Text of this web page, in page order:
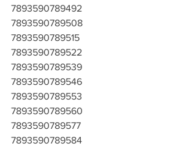
7893590789492
7893590789508
7893590789515
7893590789522
7893590789539
7893590789546
7893590789553
7893590789560
7893590789577
7893590789584